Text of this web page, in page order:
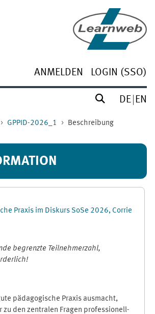
ANMELDEN LOGIN (SSO)
DE EN
GPPID-2026_1 Beschreibung
Praxis im Diskurs SoSe 2026, Corrie
begrenzte Teilnehmerzahl,
pädagogische Praxis ausmacht,
zu den zentralen Fragen professionell-